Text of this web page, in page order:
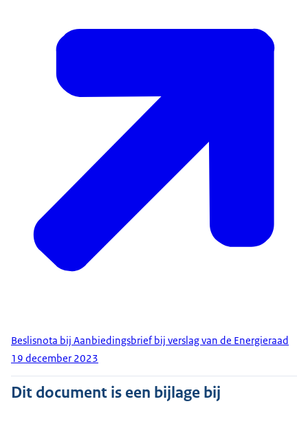
Beslisnota bij Aanbiedingsbrief bij verslag van de Energieraad
19 december 2023
Dit document is een bijlage bij